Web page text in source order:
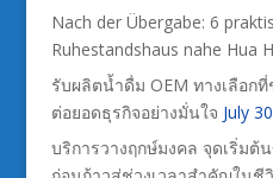
Nach der Übergabe: 6
Ruhestandshaus nahe Hua
รับผลิตน้ำดื่ม OEM ทางเลือก
ต่อยอดธุรกิจอย่างมั่นใจ July
บริการวางฤกษ์มงคล จุดเริ่มต้